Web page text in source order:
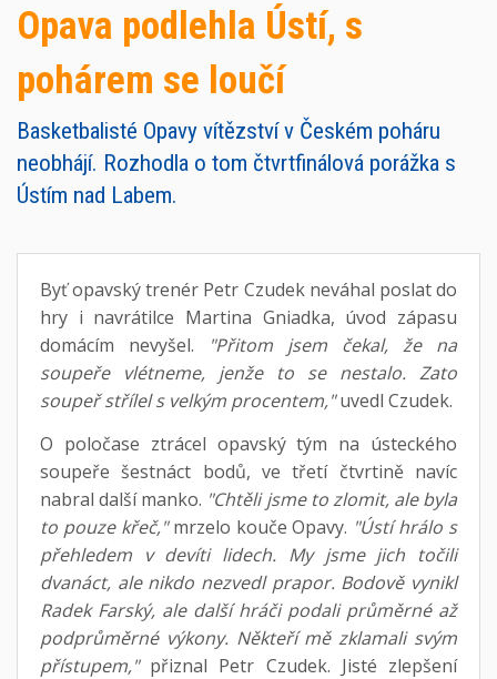
Opava podlehla Ústí, s
pohárem se loučí
Basketbalisté Opavy vítězství v Českém poháru
neobhájí. Rozhodla o tom čtvrtfinálová porážka s
Ústím nad Labem.
Byť opavský trenér Petr Czudek neváhal poslat do
hry i navrátilce Martina Gniadka, úvod zápasu
domácím nevyšel.
"Přitom jsem čekal, že na
soupeře vlétneme, jenže to se nestalo. Zato
soupeř střílel s velkým procentem,"uvedl Czudek.
O poločase ztrácel opavský tým na ústeckého
soupeře šestnáct bodů, ve třetí čtvrtině navíc
nabral další manko. "Chtěli jsme to zlomit, ale byla
to pouze křeč,"mrzelo kouče Opavy. "Ústí hrálo s
přehledem v devíti lidech. My jsme jich točili
dvanáct, ale nikdo nezvedl prapor. Bodově vynikl
Radek Farský, ale další hráči podali průměrné až
podprůměrné výkony. Někteří mě zklamali svým
přístupem,"přiznal Petr Czudek. Jisté zlepšení